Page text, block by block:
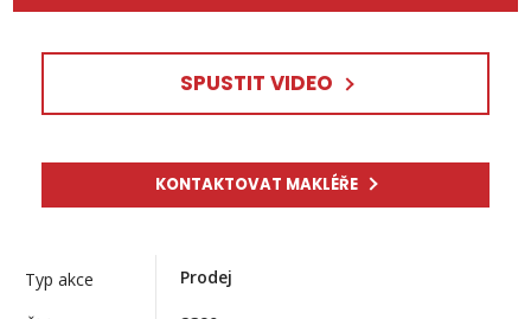
SPUSTIT VIDEO
KONTAKTOVAT MAKLÉŘE
Typ akce Prodej